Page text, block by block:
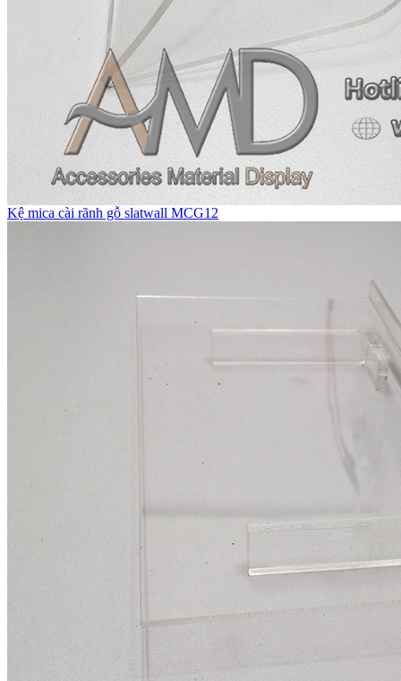
Kệ mica cài rãnh gỗ slatwall MCG12